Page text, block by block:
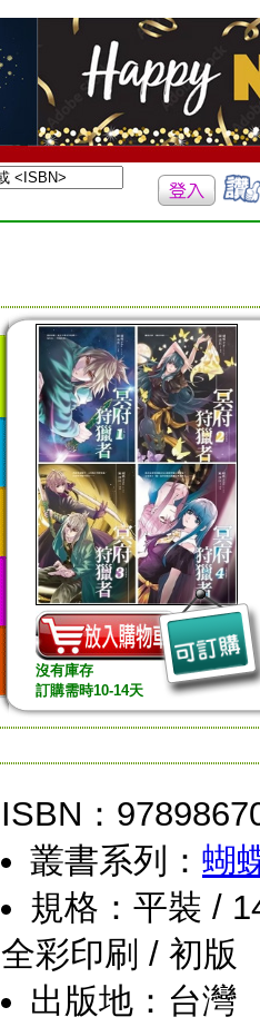
沒有庫存
訂購需時10-14天
ISBN：
叢書系列： 蝴
規格：平裝 /
全彩印刷 / 初版
出版地：台灣